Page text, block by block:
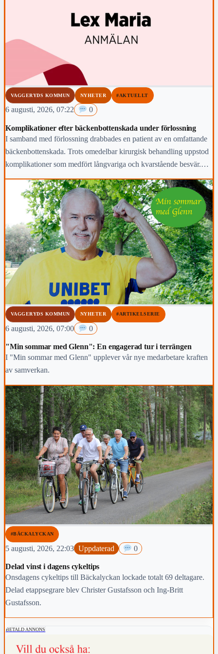
VAGGERYDS KOMMUN NYHETER #AKTUELLT
6 augusti, 2026, 07:22 0
Komplikationer efter bäckenbottenskada under förlossning
I samband med förlossning drabbades en patient av en omfattande
bäckenbottenskada. Trots omedelbar kirurgisk behandling uppstod
komplikationer som medfört långvariga och kvarstående besvär.
Region Jönköpings län anmäler händelsen för prövning enligt lex
VAGGERYDS KOMMUN NYHETER #ARTIKELSERIE
6 augusti, 2026, 07:00 0
"Min sommar med Glenn": En engagerad tur i terrängen
I "Min sommar med Glenn" upplever vår nye medarbetare kraften
av samverkan.
#BÄCKALYCKAN
5 augusti, 2026, 22:03 Uppdaterad 0
Delad vinst i dagens cykeltips
Onsdagens cykeltips till Bäckalyckan lockade totalt 69 deltagare.
Delad etappsegrare blev Christer Gustafsson och Ing-Britt
Gustafsson.
BETALD ANNONS